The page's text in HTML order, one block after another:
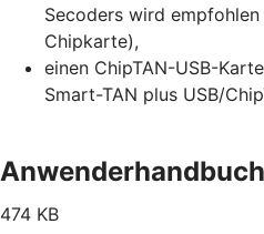
Secoders wird
Chipkarte),
einen ChipTAN-USB-
Smart-TAN plus USB/
Anwenderhandbuch
474 KB